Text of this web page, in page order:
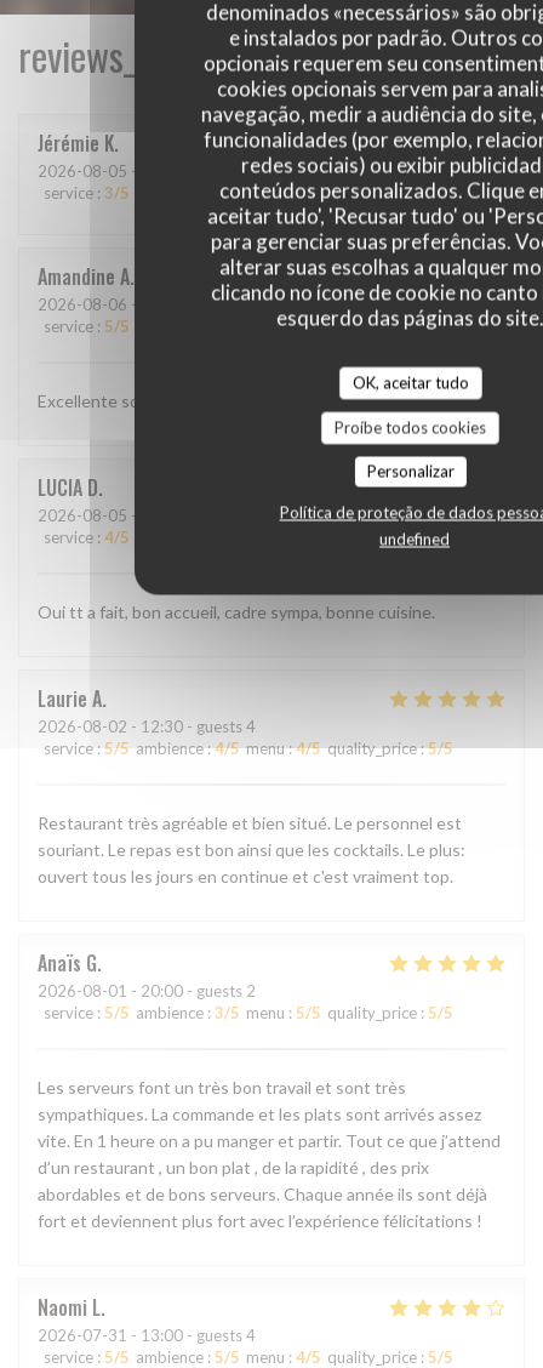
denominados «necessários» são
e instalados por padrão. Outros
opcionais requerem seu
cookies opcionais servem para
navegação, medir a audiência do
funcionalidades (por exemplo,
redes sociais) ou exibir
conteúdos personalizados. Clique
aceitar tudo', 'Recusar tudo' ou
para gerenciar suas preferências.
alterar suas escolhas a qualquer
clicando no ícone de cookie no
esquerdo das páginas do site.
OK, aceitar tudo
Proíbe todos cookies
Personalizar
Política de proteção de dados
undefined
Jérémie K
2026-08-05 - 22:00 - guests 2
service : 3/5 2/5 menu:3/5 quality_price: 2/5
Amandine A
2026-08-06 - 20:00 - guests 2
service : 5/5 menu: 5/5 quality_price:5/5
Excellente soirée, repas généreux
LUCIA D
2026-08-05 - 13:30 - guests 4
service : 4/5 quality_price:4/5
Oui tt a fait, bon accueil, cadre sympa, bonne cuisine.
Laurie A
2026-08-02 - 12:30 - guests 4
service :5/5 ambience:4/5 menu:4/5 quality_price:5/5
Restaurant très agréable et bien situé. Le personnel est
souriant. Le repas est bon ainsi que les cocktails. Le plus:
ouvert tous les jours en continue et c'est vraiment top.
Anaïs G
2026-08-01 - 20:00 - guests 2
service : 5/5 ambience : 3/5 menu : 5/5 quality_price : 5/5
Les serveurs font un très bon travail et sont très
sympathiques. La commande et les plats sont arrivés assez
vite. En 1 heure on a pu manger et partir. Tout ce que j’attend
d’un restaurant , un bon plat , de la rapidité , des prix
abordables et de bons serveurs. Chaque année ils sont déjà
fort et deviennent plus fort avec l’expérience félicitations !
Naomi L
2026-07-31 - 13:00 - guests 4
service : 5/5 ambience : 5/5 menu : 4/5 quality_price : 5/5